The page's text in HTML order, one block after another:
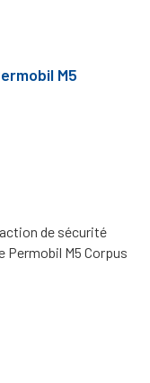
M5
de sécurité
M5 Corpus